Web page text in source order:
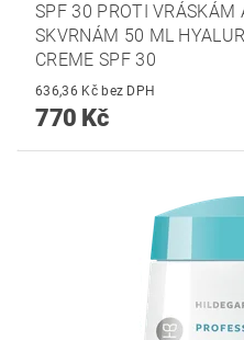
SPF 30 PROTI VRÁSKÁM
SKVRNÁM 50 ML
CREME SPF 30
636,36 Kč bez DPH
770 Kč